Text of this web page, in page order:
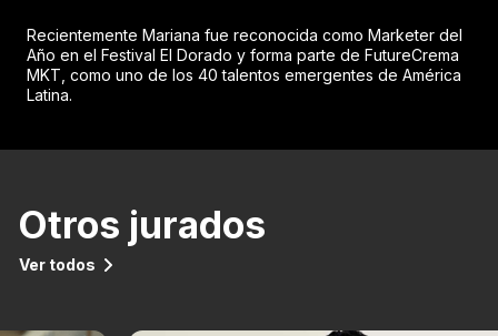
Recientemente Mariana fue reconocida como Marketer del
Año en el Festival El Dorado y forma parte de FutureCrema
MKT, como uno de los 40 talentos emergentes de América
Latina.
Otros jurados
Ver todos